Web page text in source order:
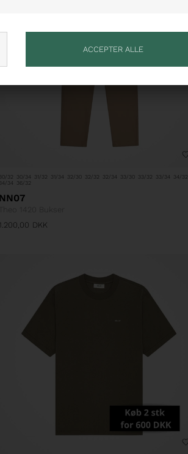
30/32 30/34 31/32 31/34 32/30 32/32 32/34 33/30 33/32 33/34
34/32
34/34
36/32
NN07
Theo 1420 Bukser
1.200,00 DKK